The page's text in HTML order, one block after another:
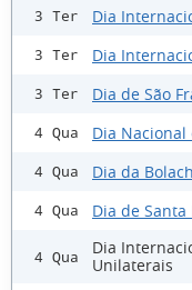
3 Ter Dia
3 Ter Dia
3 Ter Dia de São
4 Qua Dia Nacional
4 Qua Dia da
4 Qua Dia de Santa
4 Qua
Dia
Unilaterais